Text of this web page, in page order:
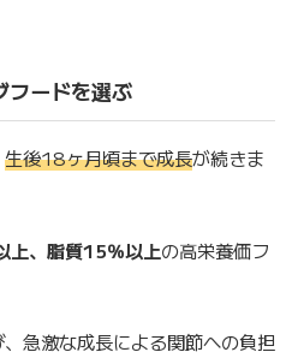
フードを選ぶ
生後18ヶ月頃まで成長が続きま
上、脂質15％以上の高栄養価フ
急激な成長による関節への負担